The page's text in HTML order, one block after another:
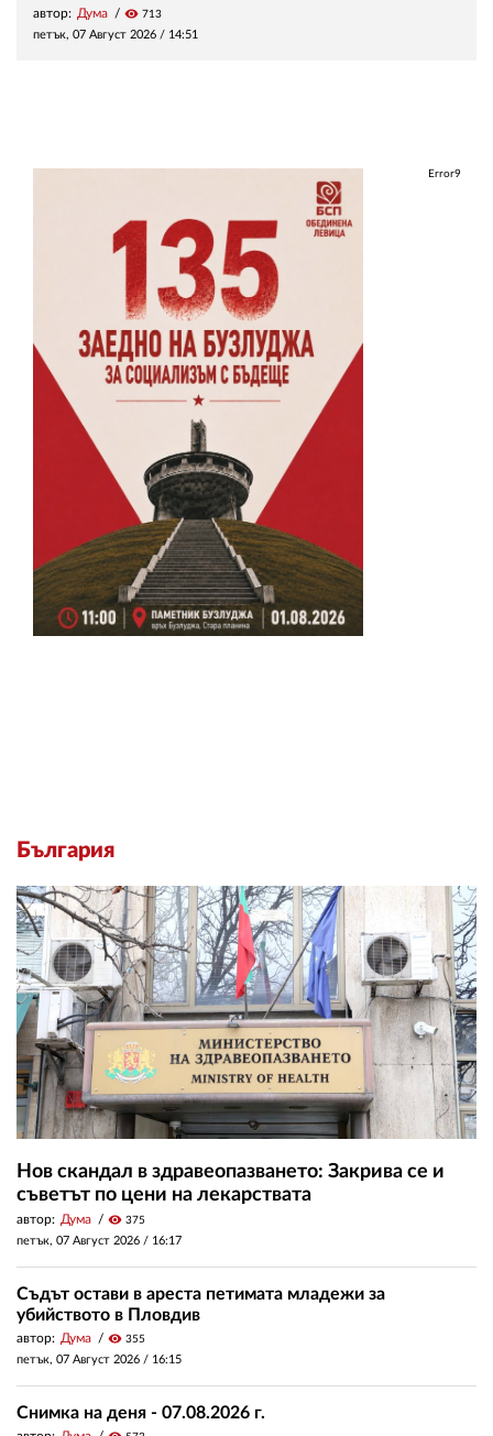
автор: Дума visibility 713
петък, 07 Август 2026 / 14:51
Error9
България
Нов скандал в здравеопазването: Закрива се и
съветът по цени на лекарствата
автор: Дума visibility 375
петък, 07 Август 2026 / 16:17
Съдът остави в ареста петимата младежи за
убийството в Пловдив
автор: Дума visibility 355
петък, 07 Август 2026 / 16:15
Снимка на деня - 07.08.2026 г.